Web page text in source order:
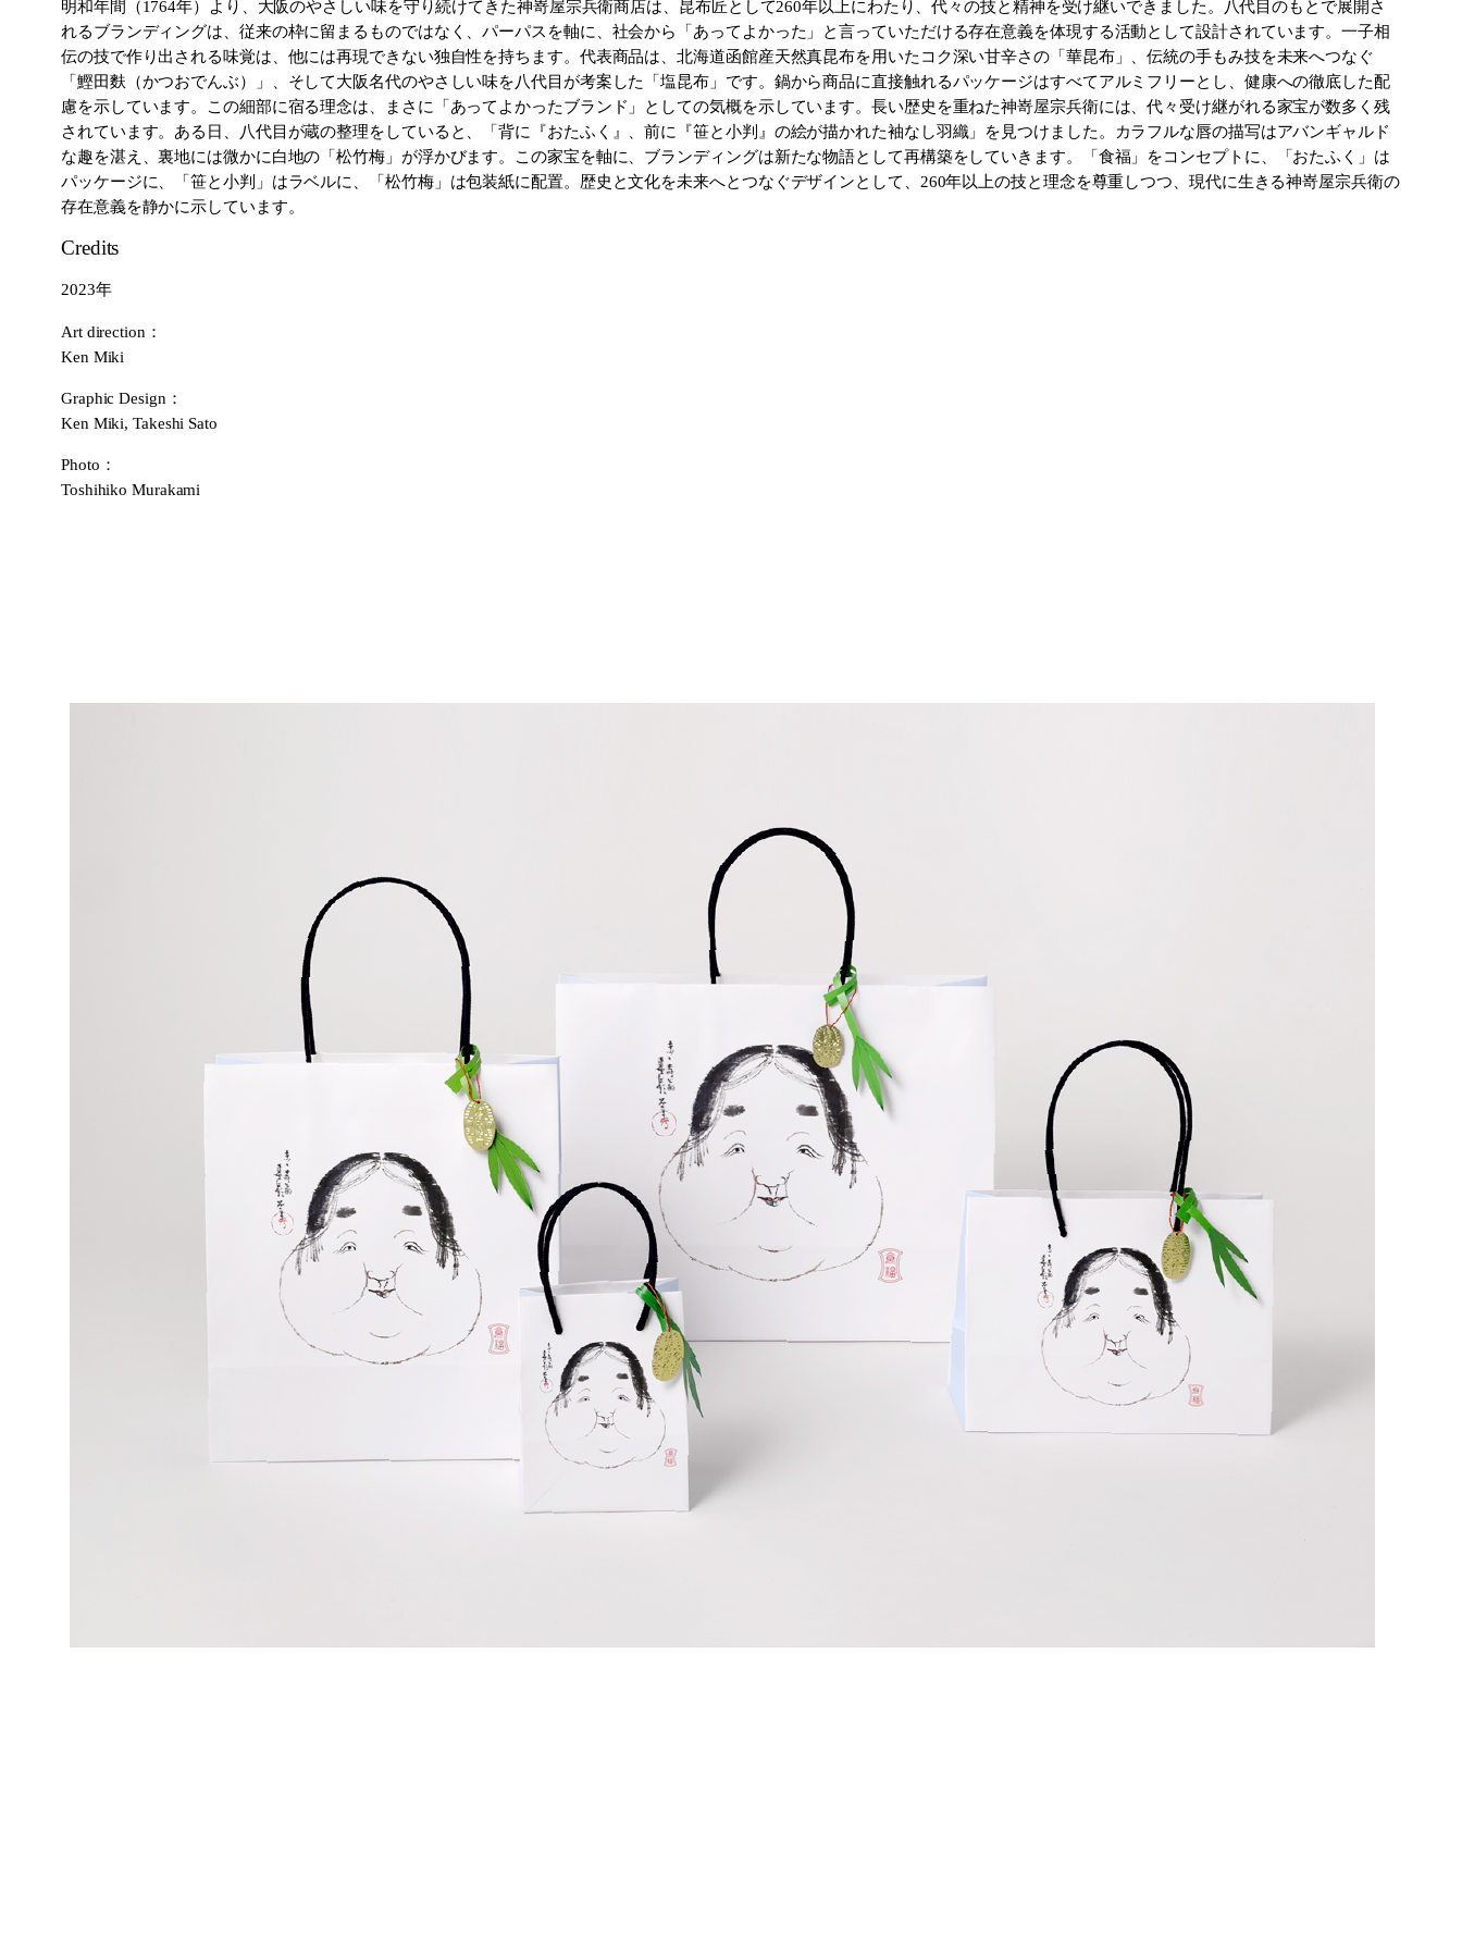
明和年間（1764年）より、大阪のやさしい味を守り続けてきた神嵜屋宗兵衛商店は、昆布匠として260年以上にわたり、代々の技と精神を受け継いできました。八代目のもとで展開さ
れるブランディングは、従来の枠に留まるものではなく、パーパスを軸に、社会から「あってよかった」と言っていただける存在意義を体現する活動として設計されています。一子相
伝の技で作り出される味覚は、他には再現できない独自性を持ちます。代表商品は、北海道函館産天然真昆布を用いたコク深い甘辛さの「華昆布」、伝統の手もみ技を未来へつなぐ
「鰹田麩（かつおでんぶ）」、そして大阪名代のやさしい味を八代目が考案した「塩昆布」です。鍋から商品に直接触れるパッケージはすべてアルミフリーとし、健康への徹底した配
慮を示しています。この細部に宿る理念は、まさに「あってよかったブランド」としての気概を示しています。長い歴史を重ねた神嵜屋宗兵衛には、代々受け継がれる家宝が数多く残
されています。ある日、八代目が蔵の整理をしていると、「背に『おたふく』、前に『笹と小判』の絵が描かれた袖なし羽織」を見つけました。カラフルな唇の描写はアバンギャルド
な趣を湛え、裏地には微かに白地の「松竹梅」が浮かびます。この家宝を軸に、ブランディングは新たな物語として再構築をしていきます。「食福」をコンセプトに、「おたふく」は
パッケージに、「笹と小判」はラベルに、「松竹梅」は包装紙に配置。歴史と文化を未来へとつなぐデザインとして、260年以上の技と理念を尊重しつつ、現代に生きる神嵜屋宗兵衛の
存在意義を静かに示しています。
Credits
2023年
Art direction：
Ken Miki
Graphic Design：
Ken Miki, Takeshi Sato
Photo：
Toshihiko Murakami